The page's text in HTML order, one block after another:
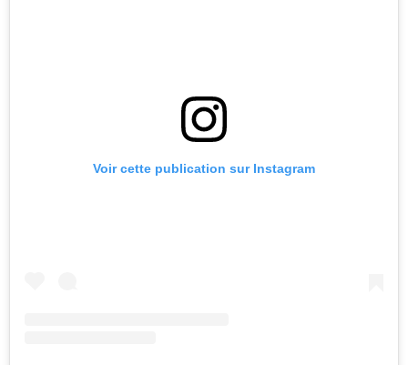
Voir cette publication sur Instagram